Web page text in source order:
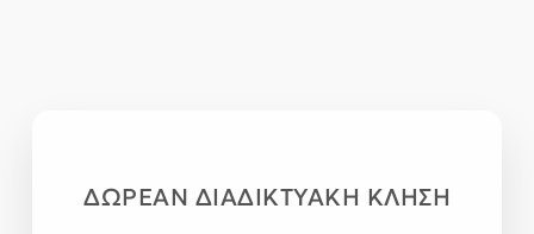
ΔΩΡΕΑΝ ΔΙΑΔΙΚΤΥΑΚΗ ΚΛΗΣΗ